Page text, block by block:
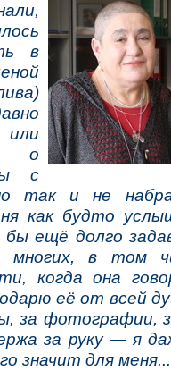
в
или
о
с
так и не
как будто
ещё долго
многих, в том
когда она
её от всей
за фотографии,
за руку — я
значит для